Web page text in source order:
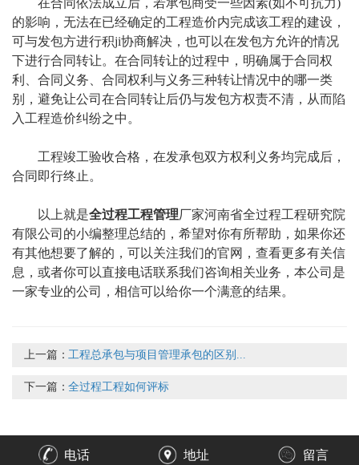
的影响，无法在已经确定的工程造价内完成该工程的建设，
可与发包方进行积ji协商解决，也可以在发包方允许的情况
下进行合同转让。在合同转让的过程中，明确属于合同权
利、合同义务、合同权利与义务三种转让情况中的哪一类
别，避免让公司在合同转让后仍与发包方权责不清，从而陷
入工程造价纠纷之中。
工程竣工验收合格，在发承包双方权利义务均完成后，
合同即行终止。
以上就是全过程工程管理厂家河南省全过程工程研究院
有限公司的小编整理总结的，希望对你有所帮助，如果你还
有其他想要了解的，可以关注我们的官网，查看更多有关信
息，或者你可以直接电话联系我们咨询相关业务，本公司是
一家专业的公司，相信可以给你一个满意的结果。
上一篇： 工程总承包与项目管理承包的区别...
下一篇：全过程工程如何评标
电话 地址 留言